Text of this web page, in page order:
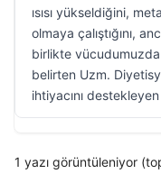
ısısı yükseldiğini,
olmaya çalıştığını,
birlikte vücudumuzda
belirten Uzm.
ihtiyacını
1 yazı görüntüleniyor